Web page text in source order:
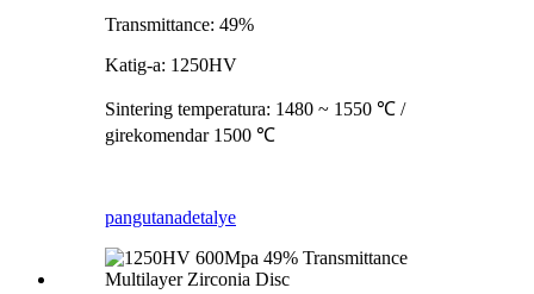
Transmittance: 49%
Katig-a: 1250HV
Sintering temperatura: 1480 ~ 1550 ℃ /
girekomendar 1500 ℃
pangutanadetalye